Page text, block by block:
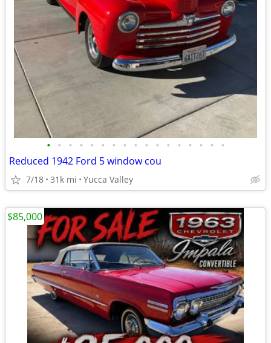
• • • • • • • • • • • • • • • • •
Reduced 1942 Ford 5 window cou
7/18 31k mi Yucca Valley
$85,000